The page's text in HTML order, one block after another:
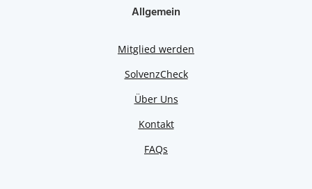
Allgemein
Mitglied werden
SolvenzCheck
Über Uns
Kontakt
FAQs